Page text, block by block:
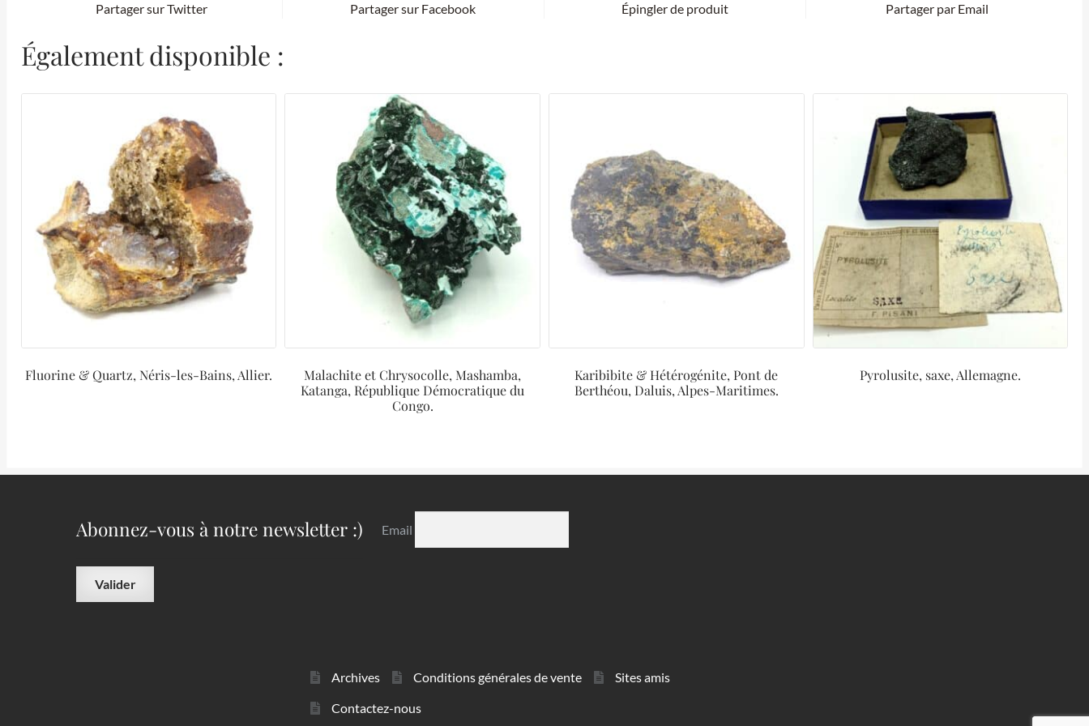
Partager sur Twitter Partager sur Facebook Épingler de produit Partager par Email
Également disponible :
Fluorine & Quartz, Néris-les-Bains, Allier.
Malachite et Chrysocolle, Mashamba,
Katanga, République Démocratique du
Congo.
Karibibite & Hétérogénite, Pont de
Berthéou, Daluis, Alpes-Maritimes.
Pyrolusite, saxe, Allemagne.
Abonnez-vous à notre newsletter :) Email
Archives Conditions générales de vente
Sites amis
Contactez-nous